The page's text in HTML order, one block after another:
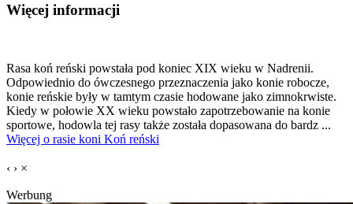
Więcej informacji
Rasa koń reński powstała pod koniec XIX wieku w Nadrenii.
Odpowiednio do ówczesnego przeznaczenia jako konie robocze,
konie reńskie były w tamtym czasie hodowane jako zimnokrwiste.
Kiedy w połowie XX wieku powstało zapotrzebowanie na konie
sportowe, hodowla tej rasy także została dopasowana do bardz ...
Więcej o rasie koni Koń reński
‹ › ×
Werbung